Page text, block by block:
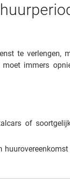
te verlengen,
immers
of